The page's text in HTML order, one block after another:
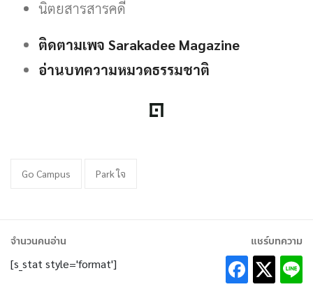
นิตยสารสารคดี
ติดตามเพจ Sarakadee Magazine
อ่านบทความหมวดธรรมชาติ
Go Campus Park ใจ
จำนวนคนอ่าน
[s_stat style='format']
แชร์บทความ